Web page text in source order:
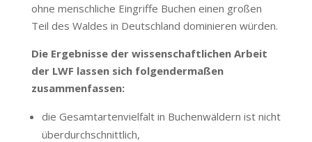
ohne menschliche Eingriffe Buchen einen großen
Teil des Waldes in Deutschland dominieren würden.
Die Ergebnisse der wissenschaftlichen Arbeit
der LWF lassen sich folgendermaßen
zusammenfassen:
die Gesamtartenvielfalt in Buchenwäldern ist nicht
überdurchschnittlich,